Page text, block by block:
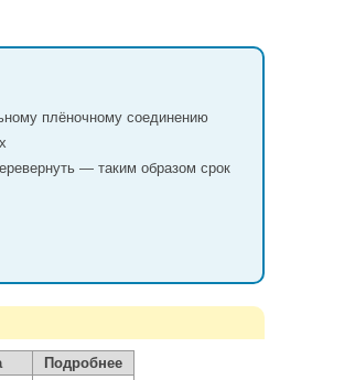
плёночному соединению
— таким образом срок
Подробнее